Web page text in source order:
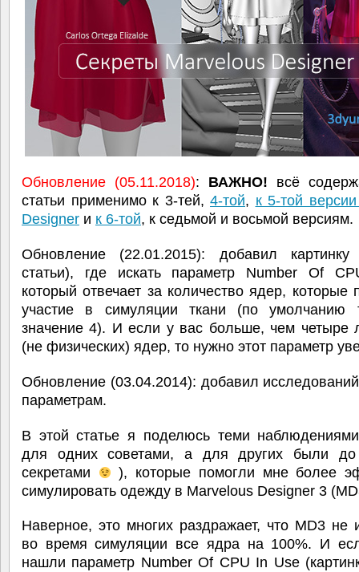
Обновление (05.11.2018): ВАЖНО! всё
статьи применимо к 3-тей, 4-той, к 5-той
Designer и к 6-той, к седьмой и восьмой версиям.
Обновление (22.01.2015): добавил
статьи), где искать параметр Number Of
который отвечает за количество ядер, которые
участие в симуляции ткани (по умолчанию
значение 4). И если у вас больше, чем четыре
(не физических) ядер, то нужно этот параметр
Обновление (03.04.2014): добавил
параметрам.
В этой статье я поделюсь теми
для одних советами, а для других были до
секретами
), которые помогли мне более
симулировать одежду в Marvelous Designer 3
Наверное, это многих раздражает, что MD3 не
во время симуляции все ядра на 100%. И
нашли параметр Number Of CPU In Use